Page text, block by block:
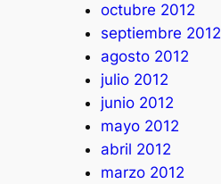
octubre 2012
septiembre 2012
agosto 2012
julio 2012
junio 2012
mayo 2012
abril 2012
marzo 2012